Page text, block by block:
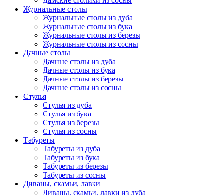
Журнальные столы
Журнальные столы из дуба
Журнальные столы из бука
Журнальные столы из березы
Журнальные столы из сосны
Дачные столы
Дачные столы из дуба
Дачные столы из бука
Дачные столы из березы
Дачные столы из сосны
Стулья
Стулья из дуба
Стулья из бука
Стулья из березы
Стулья из сосны
Табуреты
Табуреты из дуба
Табуреты из бука
Табуреты из березы
Табуреты из сосны
Диваны, скамьи, лавки
Диваны, скамьи, лавки из дуба